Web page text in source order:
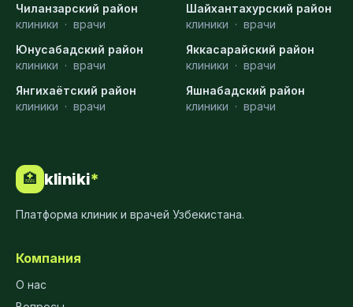
Чиланзарский район
клиники · врачи
Шайхантахурский район
клиники · врачи
Юнусабадский район
клиники · врачи
Яккасарайский район
клиники · врачи
Янгихаётский район
клиники · врачи
Яшнабадский район
клиники · врачи
🏥 kliniki*
Платформа клиник и врачей Узбекистана.
Компания
О нас